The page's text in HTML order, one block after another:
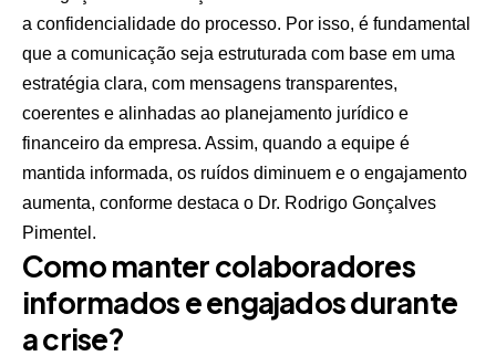
a confidencialidade do processo. Por isso, é fundamental
que a comunicação seja estruturada com base em uma
estratégia clara, com mensagens transparentes,
coerentes e alinhadas ao planejamento jurídico e
financeiro da empresa. Assim, quando a equipe é
mantida informada, os ruídos diminuem e o engajamento
aumenta, conforme destaca o Dr. Rodrigo Gonçalves
Pimentel.
Como manter colaboradores
informados e engajados durante
a crise?